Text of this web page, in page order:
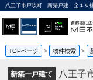
TOPページ > 物件検索 >
新築一戸建て 八王子